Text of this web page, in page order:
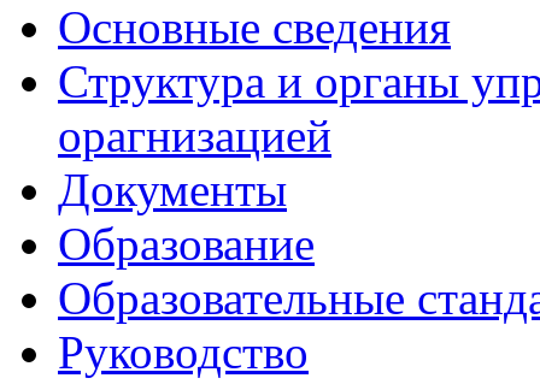
Основные сведения
Структура и органы
орагнизацией
Документы
Образование
Образовательные
Руководство